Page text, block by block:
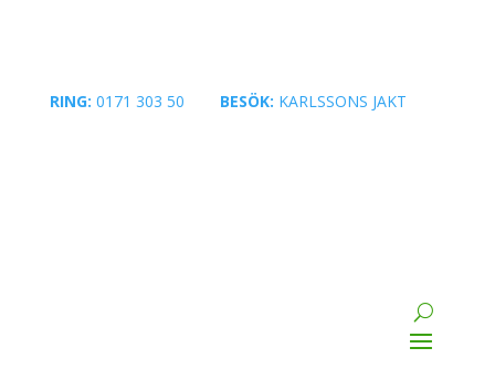
RING: 0171 303 50 BESÖK: KARLSSONS JAKT